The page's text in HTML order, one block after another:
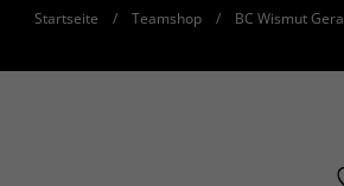
Startseite Teamshop BC Wismut Gera